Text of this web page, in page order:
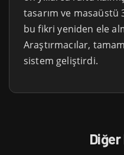
tasarım ve masaüstü
bu fikri yeniden ele
Araştırmacılar,
sistem geliştirdi.